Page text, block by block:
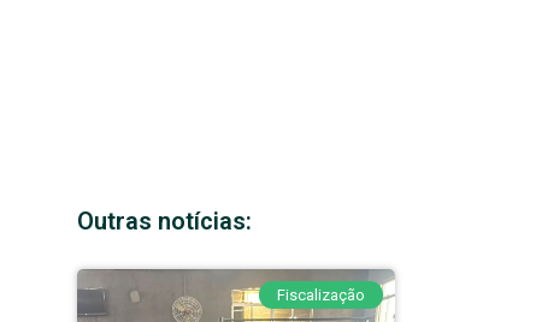
Outras notícias:
Fiscalização